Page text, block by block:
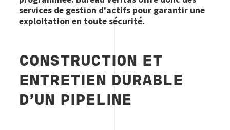
services de gestion d'actifs pour garantir une
exploitation en toute sécurité.
CONSTRUCTION ET
ENTRETIEN DURABLE
D'UN PIPELINE